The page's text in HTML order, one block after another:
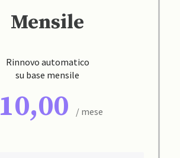
Mensile
Rinnovo automatico
su base mensile
10,00 / mese